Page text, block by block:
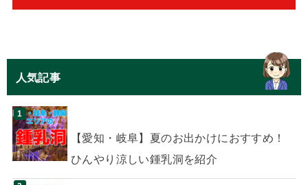
人気記事
【愛知・岐阜】夏のお出かけにおすすめ！
ひんやり涼しい鍾乳洞を紹介